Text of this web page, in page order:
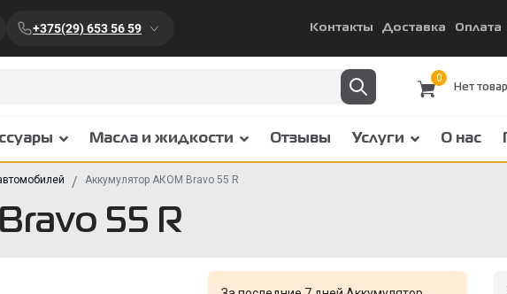
+375(29) 653 56 59 Контакты Доставка Оплата
0
Масла и жидкости Отзывы Услуги О нас
Аккумулятор АКОМ Bravo 55 R
55 R